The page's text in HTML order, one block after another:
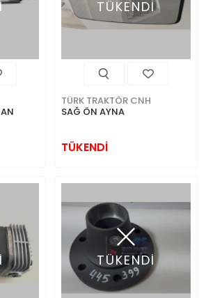
TÜKENDİ
TÜRK TRAKTÖR CNH
SAĞ ÖN AYNA
TÜKENDİ
TÜKENDİ